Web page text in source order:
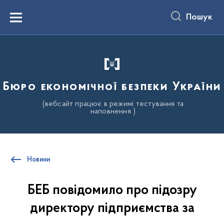
вмістуMenu Пошук
Бюро економічної безпеки України
(вебсайт працює в режимі тестування та
наповнення )
Новини
БЕБ повідомило про підозру
директору підприємства за